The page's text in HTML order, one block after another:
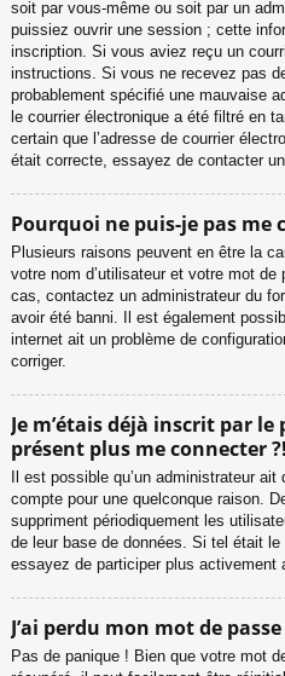
soit par vous-même ou soit par un
puissiez ouvrir une session ; cette
inscription. Si vous aviez reçu un
instructions. Si vous ne recevez pas
probablement spécifié une mauvaise
le courrier électronique a été filtré en
certain que l’adresse de courrier
était correcte, essayez de contacter
Pourquoi ne puis-je pas me
Plusieurs raisons peuvent en être la
votre nom d’utilisateur et votre mot
cas, contactez un administrateur du
avoir été banni. Il est également
internet ait un problème de
corriger.
Je m’étais déjà inscrit par le
présent plus me connecter ?!
Il est possible qu’un administrateur
compte pour une quelconque raison.
suppriment périodiquement les
de leur base de données. Si tel était
essayez de participer plus activement
J’ai perdu mon mot de passe
Pas de panique ! Bien que votre mot